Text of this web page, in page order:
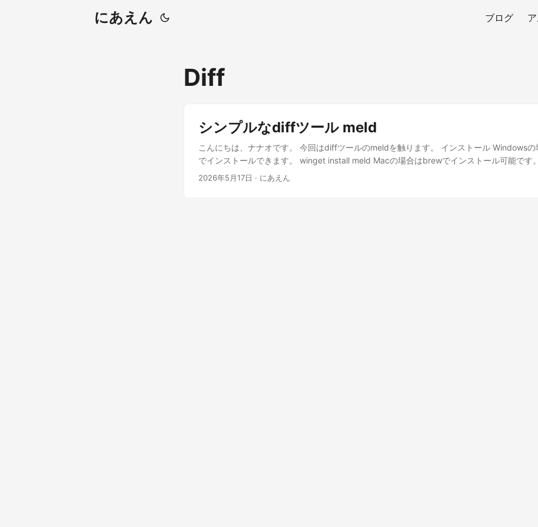
にあえん ブログ
Diff
シンプルなdiffツール meld
こんにちは、ナナオです。 今回はdiffツールのmeldを触ります。 インストール Windows
でインストールできます。 winget install meld Macの場合はbrewでインストール可能です
meld 使い方 とてもシンプルです。 対象のファイルを選択するか、「Blank Comparison」
2026年5月17日 · にあえん